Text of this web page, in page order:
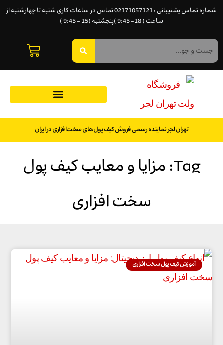
شماره تماس پشتیبانی : 02171057121 تماس در ساعات کاری شنبه تا چهارشنبه از
ساعت ( 18- 9:45 )پنجشنبه (15 - 9:45 )
تهران لجر نماینده رسمی فروش کیف پول‌های سخت‌افزاری در ایران
Tag: مزایا و معایب کیف پول
سخت افزاری
آموزش کیف پول سخت افزاری